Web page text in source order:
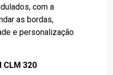
com a
as bordas,
e personalização
320